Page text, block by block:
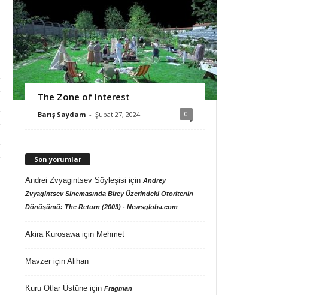
The Zone of Interest
Barış Saydam - Şubat 27, 2024 0
Son yorumlar
Andrei Zvyagintsev Söyleşisi için Andrey
Zvyagintsev Sinemasında Birey Üzerindeki Otoritenin
Dönüşümü: The Return (2003) - Newsgloba.com
Akira Kurosawaiçin Mehmet
Mavzeriçin Alihan
Kuru Otlar Üstüneiçin Fragman